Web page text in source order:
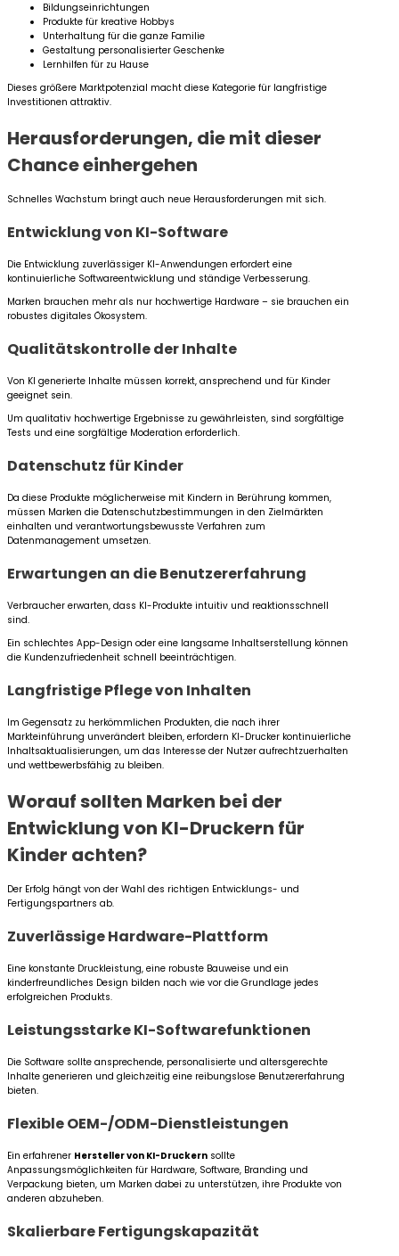
Bildungseinrichtungen
Produkte für kreative Hobbys
Unterhaltung für die ganze Familie
Gestaltung personalisierter Geschenke
Lernhilfen für zu Hause
Dieses größere Marktpotenzial macht diese Kategorie für langfristige
Investitionen attraktiv.
Herausforderungen, die mit dieser
Chance einhergehen
Schnelles Wachstum bringt auch neue Herausforderungen mit sich.
Entwicklung von KI-Software
Die Entwicklung zuverlässiger KI-Anwendungen erfordert eine
kontinuierliche Softwareentwicklung und ständige Verbesserung.
Marken brauchen mehr als nur hochwertige Hardware – sie brauchen ein
robustes digitales Ökosystem.
Qualitätskontrolle der Inhalte
Von KI generierte Inhalte müssen korrekt, ansprechend und für Kinder
geeignet sein.
Um qualitativ hochwertige Ergebnisse zu gewährleisten, sind sorgfältige
Tests und eine sorgfältige Moderation erforderlich.
Datenschutz für Kinder
Da diese Produkte möglicherweise mit Kindern in Berührung kommen,
müssen Marken die Datenschutzbestimmungen in den Zielmärkten
einhalten und verantwortungsbewusste Verfahren zum
Datenmanagement umsetzen.
Erwartungen an die Benutzererfahrung
Verbraucher erwarten, dass KI-Produkte intuitiv und reaktionsschnell
sind.
Ein schlechtes App-Design oder eine langsame Inhaltserstellung können
die Kundenzufriedenheit schnell beeinträchtigen.
Langfristige Pflege von Inhalten
Im Gegensatz zu herkömmlichen Produkten, die nach ihrer
Markteinführung unverändert bleiben, erfordern KI-Drucker kontinuierliche
Inhaltsaktualisierungen, um das Interesse der Nutzer aufrechtzuerhalten
und wettbewerbsfähig zu bleiben.
Worauf sollten Marken bei der
Entwicklung von KI-Druckern für
Kinder achten?
Der Erfolg hängt von der Wahl des richtigen Entwicklungs- und
Fertigungspartners ab.
Zuverlässige Hardware-Plattform
Eine konstante Druckleistung, eine robuste Bauweise und ein
kinderfreundliches Design bilden nach wie vor die Grundlage jedes
erfolgreichen Produkts.
Leistungsstarke KI-Softwarefunktionen
Die Software sollte ansprechende, personalisierte und altersgerechte
Inhalte generieren und gleichzeitig eine reibungslose Benutzererfahrung
bieten.
Flexible OEM-/ODM-Dienstleistungen
Ein erfahrener Hersteller von KI-Druckern sollte
Anpassungsmöglichkeiten für Hardware, Software, Branding und
Verpackung bieten, um Marken dabei zu unterstützen, ihre Produkte von
anderen abzuheben.
Skalierbare Fertigungskapazität